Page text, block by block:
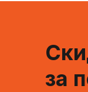
за